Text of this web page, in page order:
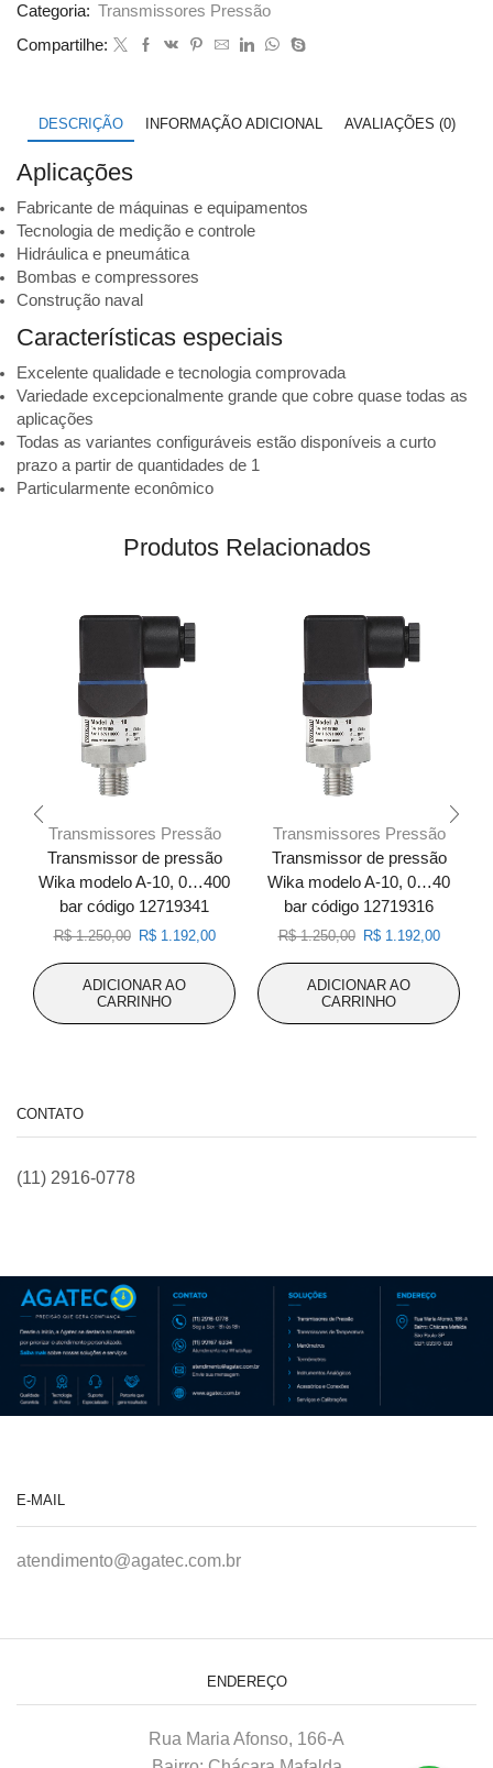
Wika
modelo
bar
código
quantidade
Categoria: Transmissores Pressão
Compartilhe:
DESCRIÇÃO INFORMAÇÃO ADICIONAL AVALIAÇÕES (0)
Aplicações
Fabricante de máquinas e equipamentos
Tecnologia de medição e controle
Hidráulica e pneumática
Bombas e compressores
Construção naval
Características especiais
Excelente qualidade e tecnologia comprovada
Variedade excepcionalmente grande que cobre quase todas as
aplicações
Todas as variantes configuráveis ​​estão disponíveis a curto
prazo a partir de quantidades de 1
Particularmente econômico
Produtos Relacionados
Transmissores Pressão
Transmissor de pressão
Wika modelo A-10, 0…400
bar código 12719341
R$1.250,00 O
original
era:
R$ 1.250,00.
R$1.192,00O
atual
R$ 1.192,00.
ADICIONAR AO
CARRINHO
Transmissores Pressão
Transmissor de pressão
Wika modelo A-10, 0…40
bar código 12719316
R$1.250,00 O
original
era:
R$ 1.250,00.
R$1.192,00O
atual
R$
ADICIONAR AO
CARRINHO
CONTATO
(11) 2916-0778
E-MAIL
atendimento@agatec.com.br
ENDEREÇO
Rua Maria Afonso, 166-A